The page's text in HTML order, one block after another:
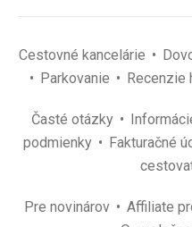
Cestovné kancelárie
Parkovanie
Recenzie
Časté otázky
podmienky
Fakturačné
Pre novinárov Affiliate